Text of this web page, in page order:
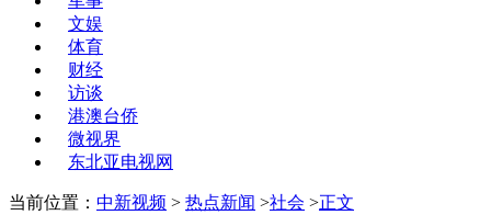
文娱
体育
财经
访谈
港澳台侨
微视界
东北亚电视网
当前位置： 中新视频 > 热点新闻 >社会 >正文